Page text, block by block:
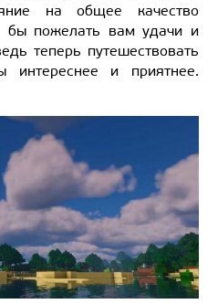
на общее качество
бы пожелать вам удачи и
теперь путешествовать
и приятнее.